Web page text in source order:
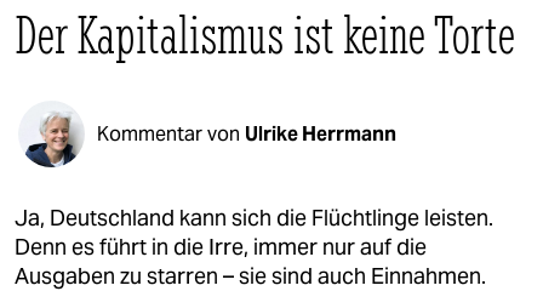
politik
öko
gesellschaft
kultur
sport
Der Kapitalismus ist keine Torte
Kommentar von Ulrike Herrmann
Ja, Deutschland kann sich die Flüchtlinge leisten.
Denn es führt in die Irre, immer nur auf die
Ausgaben zu starren – sie sind auch Einnahmen.